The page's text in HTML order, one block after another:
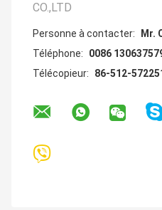
CO.,LTD
Personne à contacter:
Mr.
Téléphone:
0086
Télécopieur:
86-512-